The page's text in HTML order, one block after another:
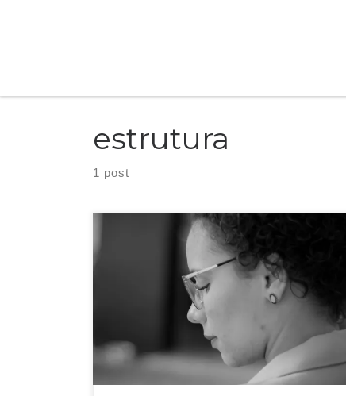
estrutura
1 post
Escrever um texto exige habilidade e concentração. Pode ser
uma tarefa fácil ou desafiadora e isso depende apenas de você.
Quando sento para escrever, eu sempre penso na pessoa que
lerá o texto. O que irá fazer sentido para ela e como eu posso
ser clara e objetiva ao mesmo